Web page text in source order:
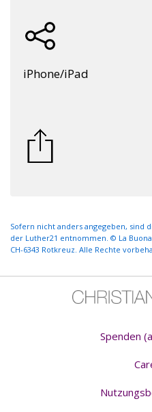
iPhone/iPad
Sofern nicht anders angegeben, sind
der Luther21 entnommen. © La
CH-6343 Rotkreuz. Alle Rechte
Spenden